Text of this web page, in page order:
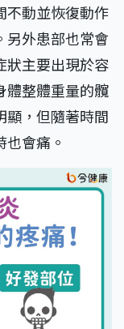
不動並恢復動作
另外患部也常會
狀主要出現於容
體整體重量的髖
顯，但隨著時間
會痛。